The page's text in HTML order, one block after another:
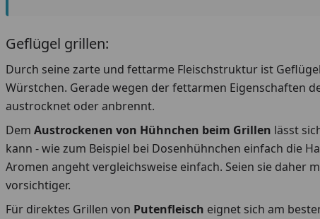
Geflügel grillen:
Durch seine zarte und fettarme Fleischstruktur ist
Würstchen. Gerade wegen der fettarmen Eigenschaften
austrocknet oder anbrennt.
Dem Austrockenen von Hühnchen beim Grillen lässt
kann - wie zum Beispiel bei Dosenhühnchen einfach die
Aromen angeht vergleichsweise einfach. Seien sie daher
vorsichtiger.
Für direktes Grillen von Putenfleisch eignet sich am